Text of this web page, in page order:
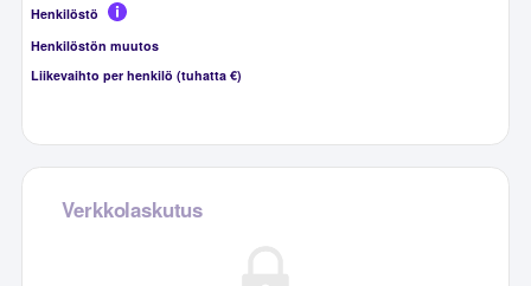
Henkilöstö
Henkilöstön muutos
Liikevaihto per henkilö (tuhatta €)
Verkkolaskutus